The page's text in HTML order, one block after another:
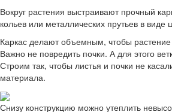
Вокруг растения выстраивают прочный
кольев или металлических прутьев в
Каркас делают объемным, чтобы
Важно не повредить почки. А для этого
Строим так, чтобы листья и почки не
материала.
Снизу конструкцию можно утеплить